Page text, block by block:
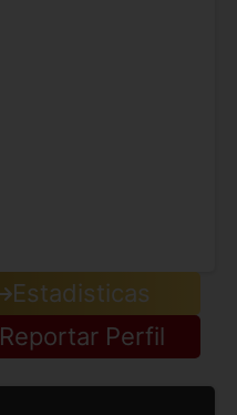
Estadisticas
Reportar Perfil